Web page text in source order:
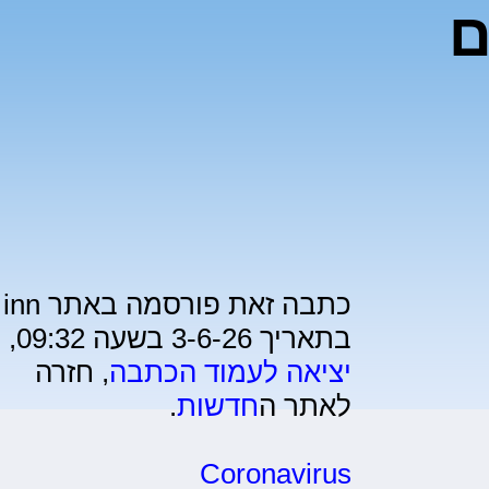
כתבה זאת פורסמה באתר inn
בתאריך 3-6-26 בשעה 09:32,
יציאה לעמוד הכתבה, חזרה
לאתר החדשות.
Coronavirus